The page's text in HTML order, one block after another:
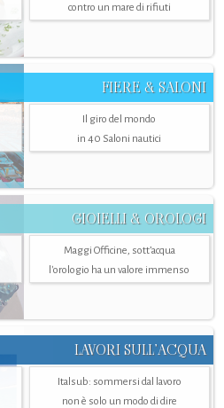
contro un mare di rifiuti
FIERE & SALONI
Il giro del mondo
in 40 Saloni nautici
GIOIELLI & OROLOGI
Maggi Officine, sott’acqua
l'orologio ha un valore immenso
LAVORI SULL’ACQUA
Italsub: sommersi dal lavoro
non è solo un modo di dire